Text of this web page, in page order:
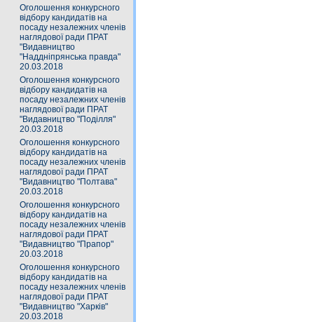
Оголошення конкурсного
відбору кандидатів на
посаду незалежних членів
наглядової ради ПРАТ
"Видавництво
"Наддніпрянська правда"
20.03.2018
Оголошення конкурсного
відбору кандидатів на
посаду незалежних членів
наглядової ради ПРАТ
"Видавництво "Поділля"
20.03.2018
Оголошення конкурсного
відбору кандидатів на
посаду незалежних членів
наглядової ради ПРАТ
"Видавництво "Полтава"
20.03.2018
Оголошення конкурсного
відбору кандидатів на
посаду незалежних членів
наглядової ради ПРАТ
"Видавництво "Прапор"
20.03.2018
Оголошення конкурсного
відбору кандидатів на
посаду незалежних членів
наглядової ради ПРАТ
"Видавництво "Харків"
20.03.2018